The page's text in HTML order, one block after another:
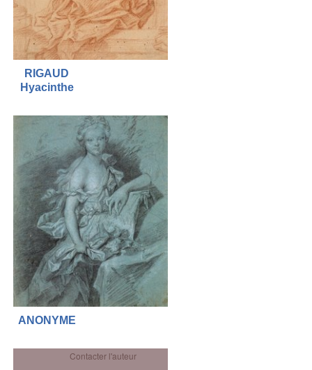
RIGAUD
Hyacinthe
ANONYME
Contacter l'auteur